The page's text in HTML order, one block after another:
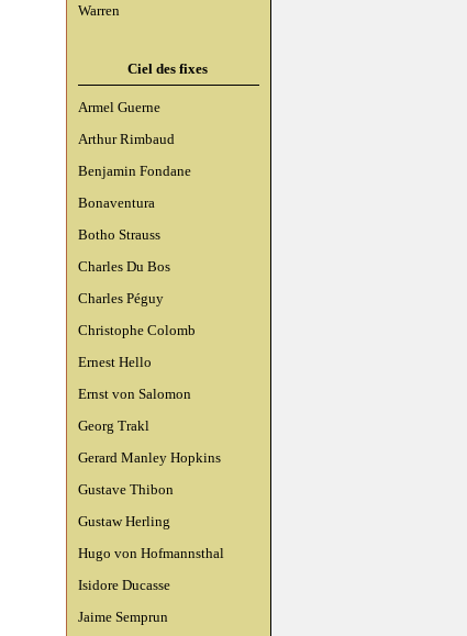
Warren
Ciel des fixes
Armel Guerne
Arthur Rimbaud
Benjamin Fondane
Bonaventura
Botho Strauss
Charles Du Bos
Charles Péguy
Christophe Colomb
Ernest Hello
Ernst von Salomon
Georg Trakl
Gerard Manley Hopkins
Gustave Thibon
Gustaw Herling
Hugo von Hofmannsthal
Isidore Ducasse
Jaime Semprun